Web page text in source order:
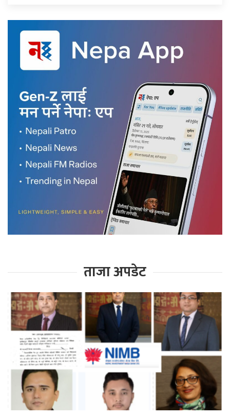
ताजा अपडेट